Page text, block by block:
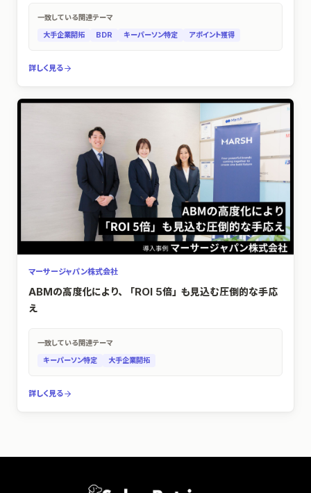
一致している関連テーマ
大手企業開拓
BDR キーパーソン特定 アポイント獲得
詳しく見る
マーサージャパン株式会社
ABMの高度化により、「ROI 5倍」も見込む圧倒的な手応
え
一致している関連テーマ
キーパーソン特定
大手企業開拓
詳しく見る